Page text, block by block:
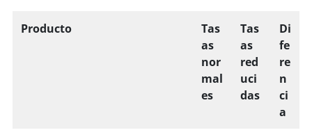
Producto
Tas
as
nor
mal
es
Tas
as
red
uci
das
Di
fe
re
n
ci
a